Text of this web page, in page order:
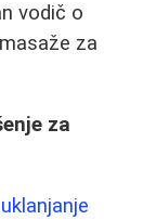
vodič o
za
za
uklanjanje